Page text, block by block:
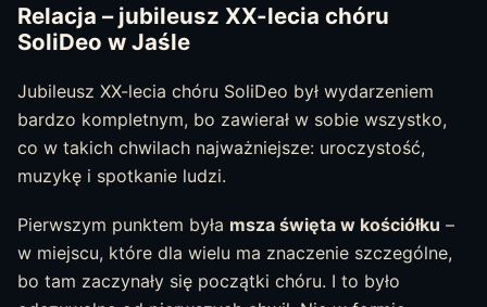
Relacja – jubileusz XX-lecia chóru
SoliDeo w Jaśle
Jubileusz XX-lecia chóru SoliDeo był wydarzeniem
bardzo kompletnym, bo zawierał w sobie wszystko,
co w takich chwilach najważniejsze: uroczystość,
muzykę i spotkanie ludzi.
Pierwszym punktem była msza święta w kościółku –
w miejscu, które dla wielu ma znaczenie szczególne,
bo tam zaczynały się początki chóru. I to było